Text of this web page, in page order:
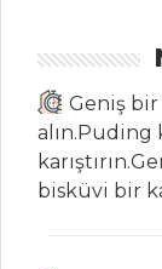
ÇITIRLI
KATMER
Hamur
Geniş
alın.Puding
bisküvi bir